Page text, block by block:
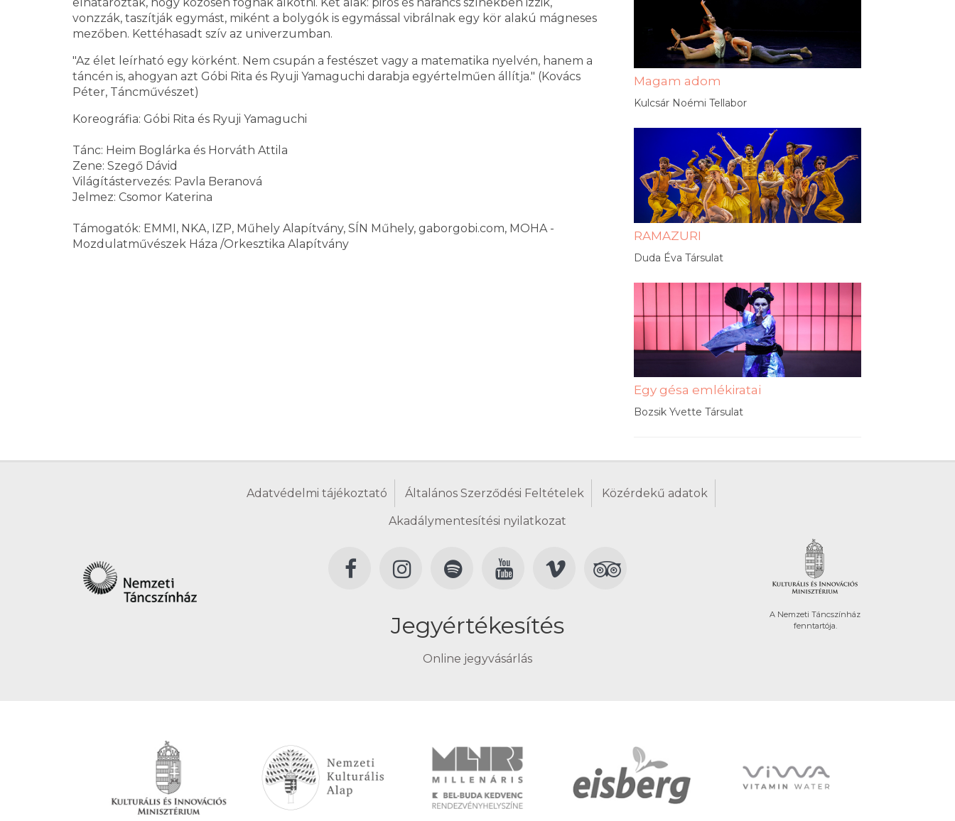
vonzzák, taszítják egymást, miként a bolygók is egymással vibrálnak egy kör alakú mágneses
mezőben. Kettéhasadt szív az univerzumban.
"Az élet leírható egy körként. Nem csupán a festészet vagy a matematika nyelvén, hanem a
táncén is, ahogyan azt Góbi Rita és Ryuji Yamaguchi darabja egyértelműen állítja." (Kovács
Péter, Táncművészet)
Koreográfia: Góbi Rita és Ryuji Yamaguchi
Tánc: Heim Boglárka és Horváth Attila
Zene: Szegő Dávid
Világítástervezés: Pavla Beranová
Jelmez: Csomor Katerina
Támogatók: EMMI, NKA, IZP, Műhely Alapítvány, SÍN Műhely, gaborgobi.com, MOHA -
Mozdulatművészek Háza /Orkesztika Alapítvány
Magam adom
Kulcsár Noémi Tellabor
RAMAZURI
Duda Éva Társulat
Egy gésa emlékiratai
Bozsik Yvette Társulat
Adatvédelmi tájékoztató Általános Szerződési Feltételek Közérdekű adatok
Akadálymentesítési nyilatkozat
Jegyértékesítés
Online jegyvásárlás
A Nemzeti Táncszínház
fenntartója.